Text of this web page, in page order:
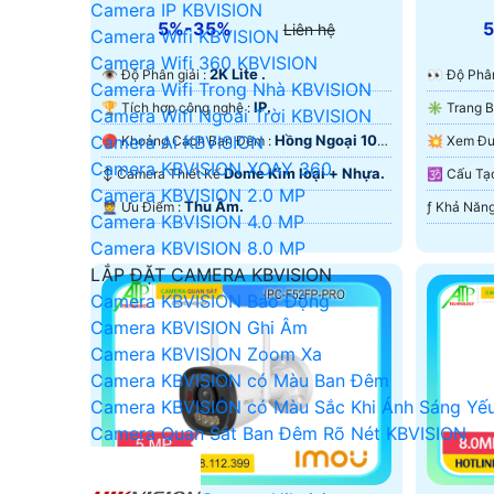
Camera IP KBVISION
Camera Wifi KBVISION
Camera Wifi 360 KBVISION
Camera Wifi Trong Nhà KBVISION
Camera Wifi Ngoài Trời KBVISION
Camera Ai KBVISION
Camera KBVISION XOAY 360
Camera KBVISION 2.0 MP
Camera KBVISION 4.0 MP
Camera KBVISION 8.0 MP
LẮP ĐẶT CAMERA KBVISION
Camera KBVISION Báo Động
Camera KBVISION Ghi Âm
Camera KBVISION Zoom Xa
Camera KBVISION có Màu Ban Đêm
Camera KBVISION có Màu Sắc Khi Ánh Sáng
Camera Quan Sát Ban Đêm Rõ Nét KBVISION
5%-35% Liên hệ
👁 Độ Phân giải :2K Lite .
🏆 Tích hợp công nghệ : IP.
🔴 Khoảng Cách Ban Đêm : Hồng Ngoại 10m
Hồng Ngoại SMD.
↕️ Camera Thiết KếDome Kim loại + Nhựa.
️👮 Ưu Điểm :Thu Âm.
️👀 Độ
Hồng🕉️ Cấu